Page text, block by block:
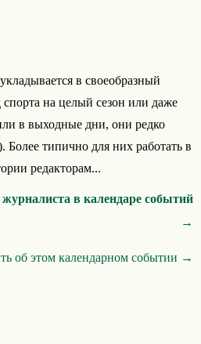
в своеобразный
на целый сезон или даже
в выходные дни, они редко
Более типично для них работать в
редакторам...
в календаре событий
→
об этом календарном событии →